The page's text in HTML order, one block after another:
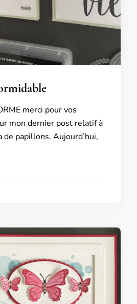
merci pour vos
mon dernier post relatif à
de papillons. Aujourd’hui,